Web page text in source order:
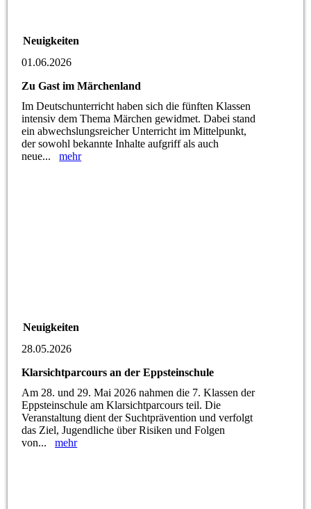
Neuigkeiten
01.06.2026
Zu Gast im Märchenland
Im Deutschunterricht haben sich die fünften Klassen
intensiv dem Thema Märchen gewidmet. Dabei stand
ein abwechslungsreicher Unterricht im Mittelpunkt,
der sowohl bekannte Inhalte aufgriff als auch
neue...mehr
Neuigkeiten
28.05.2026
Klarsichtparcours an der Eppsteinschule
Am 28. und 29. Mai 2026 nahmen die 7. Klassen der
Eppsteinschule am Klarsichtparcours teil. Die
Veranstaltung dient der Suchtprävention und verfolgt
das Ziel, Jugendliche über Risiken und Folgen
von...mehr